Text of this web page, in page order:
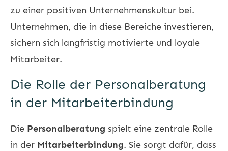
zu einer positiven Unternehmenskultur bei.
Unternehmen, die in diese Bereiche investieren,
sichern sich langfristig motivierte und loyale
Mitarbeiter.
Die Rolle der Personalberatung
in der Mitarbeiterbindung
Die Personalberatung spielt eine zentrale Rolle
in der Mitarbeiterbindung. Sie sorgt dafür, dass